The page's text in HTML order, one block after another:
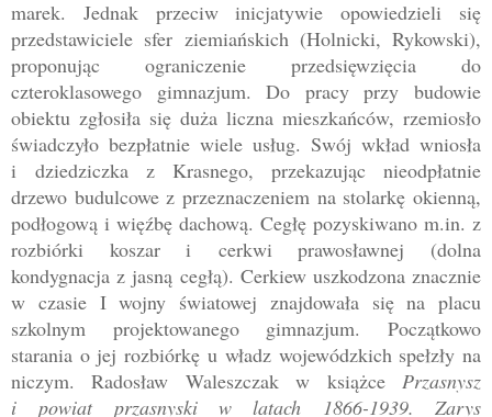
marek. Jednak przeciw inicjatywie opowiedzieli się
przedstawiciele sfer ziemiańskich (Holnicki, Rykowski),
proponując ograniczenie przedsięwzięcia do
czteroklasowego gimnazjum. Do pracy przy budowie
obiektu zgłosiła się duża liczna mieszkańców, rzemiosło
świadczyło bezpłatnie wiele usług. Swój wkład wniosła
i dziedziczka z Krasnego, przekazując nieodpłatnie
drzewo budulcowe z przeznaczeniem na stolarkę okienną,
podłogową i więźbę dachową. Cegłę pozyskiwano m.in. z
rozbiórki koszar i cerkwi prawosławnej (dolna
kondygnacja z jasną cegłą). Cerkiew uszkodzona znacznie
w czasie I wojny światowej znajdowała się na placu
szkolnym projektowanego gimnazjum. Początkowo
starania o jej rozbiórkę u władz wojewódzkich spełzły na
niczym. Radosław Waleszczak w książce Przasnysz
i powiat przasnyski w latach 1866-1939. Zarys